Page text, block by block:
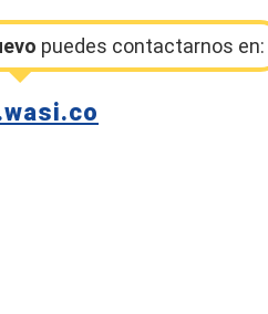
puedes contactarnos en: